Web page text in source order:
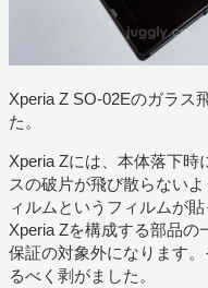
Xperia Z SO-02Eのガラス
た。
Xperia Zには、本体落下時
スの破片が飛び散らない
ィルムというフィルムが
Xperia Zを構成する部品
保証の対象外になります
るべく剥がました。